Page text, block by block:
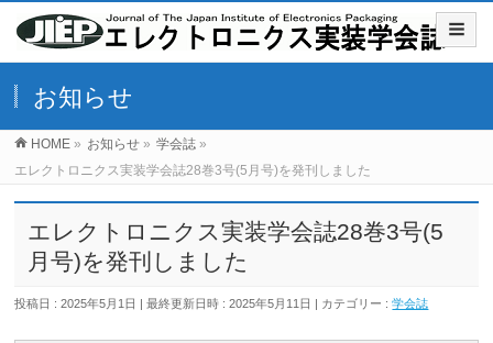
お知らせ
HOME » お知らせ » 学会誌 »
エレクトロニクス実装学会誌28巻3号(5月号)を発刊しました
エレクトロニクス実装学会誌28巻3号(5
月号)を発刊しました
投稿日 : 2025年5月1日 最終更新日時 : 2025年5月11日 カテゴリー :学会誌